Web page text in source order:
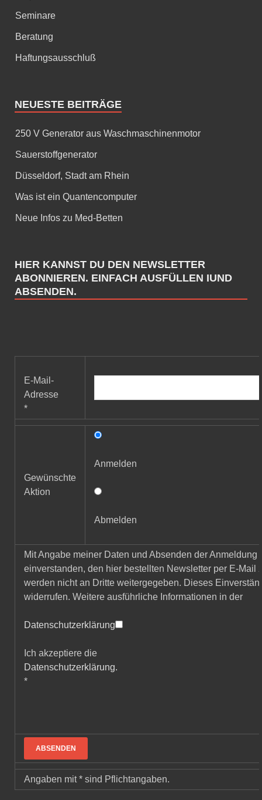
Seminare
Beratung
Haftungsausschluß
NEUESTE BEITRÄGE
250 V Generator aus Waschmaschinenmotor
Sauerstoffgenerator
Düsseldorf, Stadt am Rhein
Was ist ein Quantencomputer
Neue Infos zu Med-Betten
HIER KANNST DU DEN NEWSLETTER
ABONNIEREN. EINFACH AUSFÜLLEN IUND
ABSENDEN.
E-Mail-
Adresse
*
Gewünschte
Aktion
Anmelden
Abmelden
Mit Angabe meiner Daten und Absenden der Anmeldung
einverstanden, den hier bestellten Newsletter per E-Mail
werden nicht an Dritte weitergegeben. Dieses
widerrufen. Weitere ausführliche Informationen in der
Datenschutzerklärung
Ich akzeptiere die
Datenschutzerklärung.
*
Angaben mit * sind Pflichtangaben.